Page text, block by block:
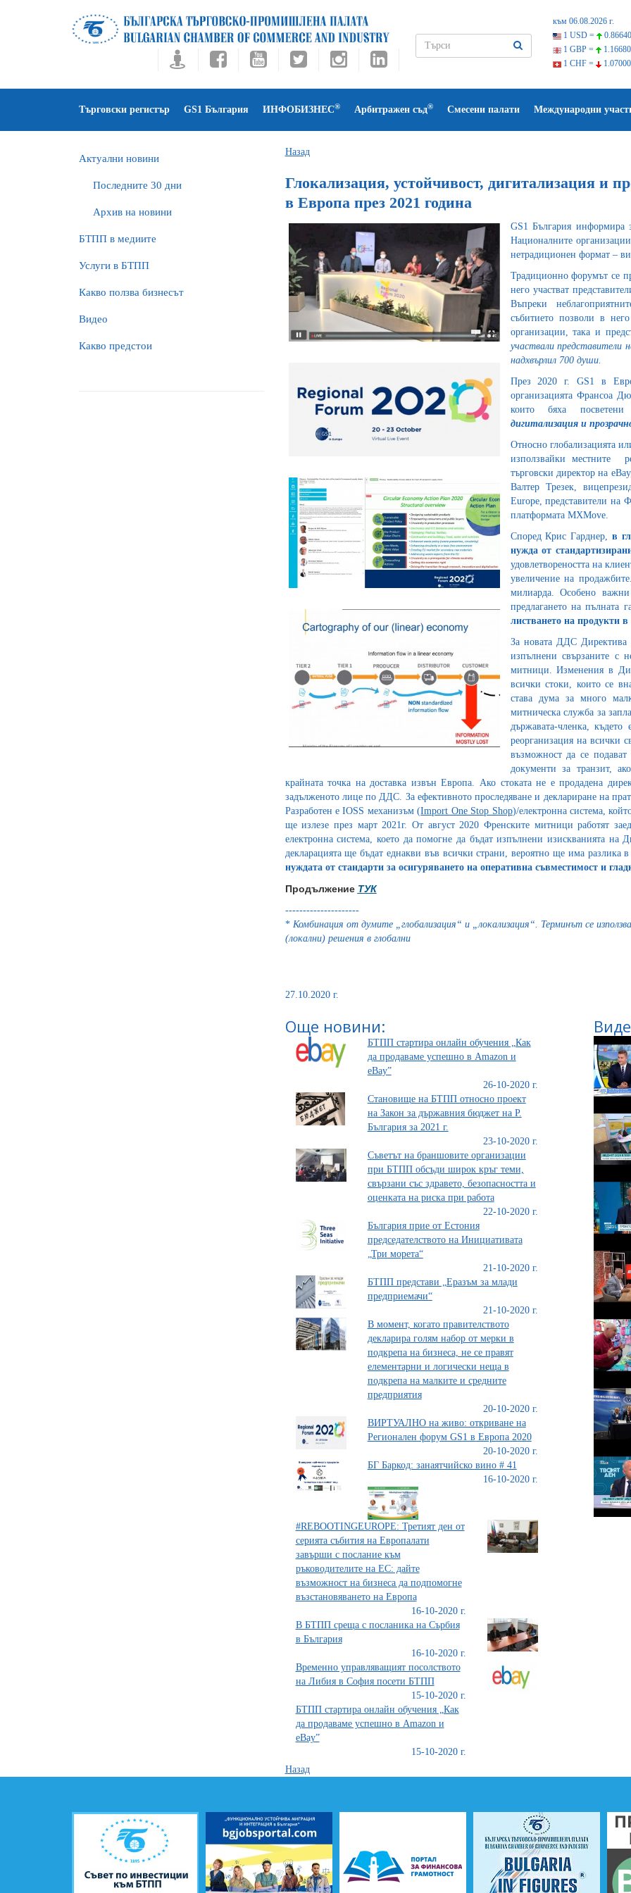
към 06.08.2026 г.
1 USD =
1 GBP =
1 CHF =
Търговски регистър GS1 България ИНФОБИЗНЕС® Арбитражен съд® Смесени палати Международни
Актуални новини
Последните 30 дни
Архив на новини
БTПП в медиите
Услуги в БТПП
Какво ползва бизнесът
Видео
Какво предстои
Назад
Глокализация, устойчивост, дигитализация и
в Европа през 2021 година
GS1 България информира
Националните
нетрадиционен формат –
Традиционно форумът се
него участват
Въпреки
събитието позволи в
организации, така и
участвали
надхвърлил 700 души.
През 2020 г. GS1 в
организацията Франсоа
които бяха
дигитализация и
Относно глобализацията
използвайки местните
търговски директор на
Валтер Трезек,
Europe, представители на
платформата MXMove.
Cпоред Крис Гарднер,в
нужда от
удовлетвореността на
увеличение на
милиарда. Особено
предлагането на пълната
листването на продукти в
За новата ДДС Директива
изпълнени свързаните с
митници. Изменения в
всички стоки, които се
става дума за много
митническа служба за
държавата-членка, където
реорганизация на всички
възможност да се
документи за транзит,
крайната точка на доставка извън Европа. Ако стоката не е продадена
задълженото лице по ДДС. За ефективното проследяване и деклариране на
Разработен е IOSS механизъм (Import One Stop Shop)/електронна система,
ще излезе през март 2021г. От август 2020 Френските митници работят
електронна система, което да помогне да бъдат изпълнени изискванията
декларацията ще бъдат еднакви във всички страни, вероятно ще има разлика
нуждата от стандарти за осигуряването на оперативна съвместимост и
Продължение ТУК
---------------------
* Комбинация от думите „глобализация“ и „локализация“. Терминът се
(локални) решения в глобални
27.10.2020 г.
Още новини:
БТПП стартира онлайн обучения „Как
да продаваме успешно в Amazon и
eBay”
26-10-2020 г.
Становище на БТПП относно проект
на Закон за държавния бюджет на Р.
България за 2021 г.
23-10-2020 г.
Съветът на браншовите организации
при БТПП обсъди широк кръг теми,
свързани със здравето, безопасността и
оценката на риска при работа
22-10-2020 г.
България прие от Естония
председателството на Инициативата
„Три морета“
21-10-2020 г.
БТПП представи „Еразъм за млади
предприемачи“
21-10-2020 г.
В момент, когато правителството
декларира голям набор от мерки в
подкрепа на бизнеса, не се правят
елементарни и логически неща в
подкрепа на малките и средните
предприятия
20-10-2020 г.
ВИРТУАЛНО на живо: откриване на
Регионален форум GS1 в Европа 2020
20-10-2020 г.
БГ Баркод: занаятчийско вино # 41
16-10-2020 г.
#REBOOTINGEUROPE: Третият ден от
серията събития на Европалати
завърши с послание към
ръководителите на ЕС: дайте
възможност на бизнеса да подпомогне
възстановяването на Европа
16-10-2020 г.
В БТПП среща с посланика на Сърбия
в България
16-10-2020 г.
Временно управляващият посолството
на Либия в София посети БТПП
15-10-2020 г.
БТПП стартира онлайн обучения „Как
да продаваме успешно в Amazon и
eBay”
15-10-2020 г.
Назад